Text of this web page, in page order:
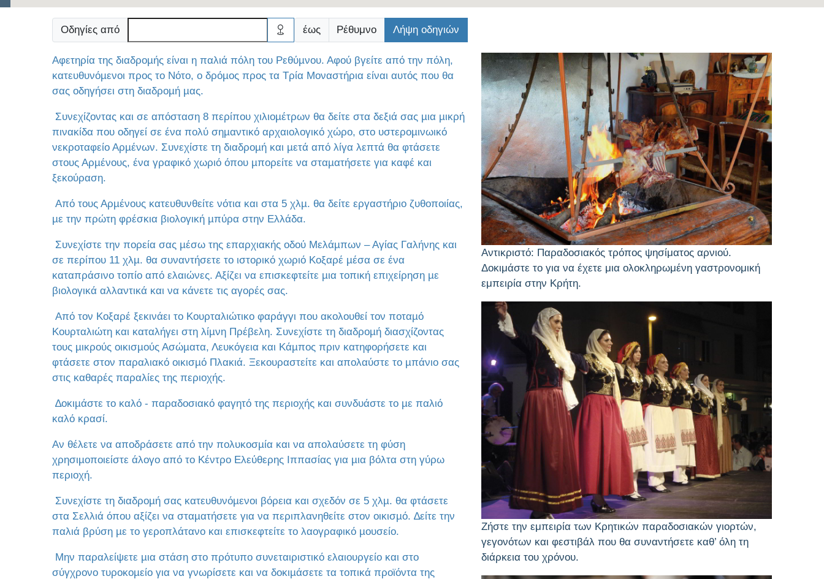
Οδηγίες από έως Ρέθυμνο Λήψη οδηγιών
Αφετηρία της διαδροµής είναι η παλιά πόλη του Ρεθύµνου. Αφού βγείτε από την πόλη,
κατευθυνόµενοι προς το Νότο, ο δρόµος προς τα Τρία Μοναστήρια είναι αυτός που θα
σας οδηγήσει στη διαδροµή µας.
Συνεχίζοντας και σε απόσταση 8 περίπου χιλιοµέτρων θα δείτε στα δεξιά σας µια µικρή
πινακίδα που οδηγεί σε ένα πολύ σηµαντικό αρχαιολογικό χώρο, στο υστεροµινωικό
νεκροταφείο Αρµένων. Συνεχίστε τη διαδροµή και µετά από λίγα λεπτά θα φτάσετε
στους Αρµένους, ένα γραφικό χωριό όπου µπορείτε να σταµατήσετε για καφέ και
ξεκούραση.
Από τους Αρµένους κατευθυνθείτε νότια και στα 5 χλµ. θα δείτε εργαστήριο ζυθοποιίας,
µε την πρώτη φρέσκια βιολογική µπύρα στην Ελλάδα.
Συνεχίστε την πορεία σας µέσω της επαρχιακής οδού Μελάµπων – Αγίας Γαλήνης και
σε περίπου 11 χλµ. θα συναντήσετε το ιστορικό χωριό Κοξαρέ µέσα σε ένα
καταπράσινο τοπίο από ελαιώνες. Αξίζει να επισκεφτείτε µια τοπική επιχείρηση µε
βιολογικά αλλαντικά και να κάνετε τις αγορές σας.
Από τον Κοξαρέ ξεκινάει το Κουρταλιώτικο φαράγγι που ακολουθεί τον ποταµό
Κουρταλιώτη και καταλήγει στη λίµνη Πρέβελη. Συνεχίστε τη διαδροµή διασχίζοντας
τους µικρούς οικισµούς Ασώµατα, Λευκόγεια και Κάµπος πριν κατηφορήσετε και
φτάσετε στον παραλιακό οικισµό Πλακιά. Ξεκουραστείτε και απολαύστε το µπάνιο σας
στις καθαρές παραλίες της περιοχής.
∆οκιµάστε το καλό - παραδοσιακό φαγητό της περιοχής και συνδυάστε το µε παλιό
καλό κρασί.
Αν θέλετε να αποδράσετε από την πολυκοσµία και να απολαύσετε τη φύση
χρησιµοποιείστε άλογο από το Κέντρο Ελεύθερης Ιππασίας για µια βόλτα στη γύρω
περιοχή.
Συνεχίστε τη διαδροµή σας κατευθυνόµενοι βόρεια και σχεδόν σε 5 χλµ. θα φτάσετε
στα Σελλιά όπου αξίζει να σταµατήσετε για να περιπλανηθείτε στον οικισµό. ∆είτε την
παλιά βρύση µε το γεροπλάτανο και επισκεφτείτε το λαογραφικό µουσείο.
Μην παραλείψετε µια στάση στο πρότυπο συνεταιριστικό ελαιουργείο και στο
σύγχρονο τυροκοµείο για να γνωρίσετε και να δοκιµάσετε τα τοπικά προϊόντα της
Αντικριστό: Παραδοσιακός τρόπος ψησίματος αρνιού.
Δοκιμάστε το για να έχετε μια ολοκληρωμένη γαστρονομική
εμπειρία στην Κρήτη.
Ζήστε την εμπειρία των Κρητικών παραδοσιακών γιορτών,
γεγονότων και φεστιβάλ που θα συναντήσετε καθ’ όλη τη
διάρκεια του χρόνου.